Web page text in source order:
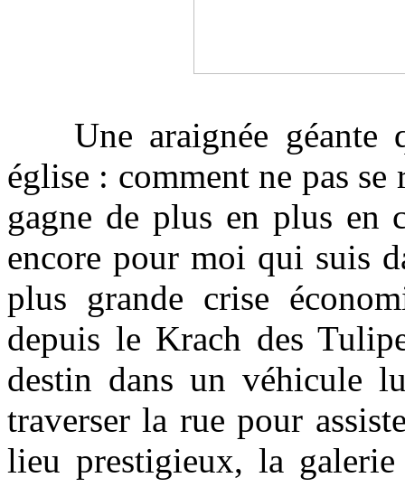
Une araignée géante
église : comment ne pas
gagne de plus en plus en
encore pour moi qui suis
plus grande crise
depuis le Krach des
destin dans un véhicule
traverser la rue pour
lieu prestigieux, la galerie